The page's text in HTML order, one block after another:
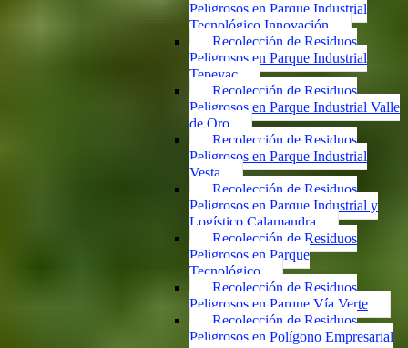
Peligrosos en Parque Industrial
Tecnológico Innovación
Recolección de Residuos
Peligrosos en Parque Industrial
Tepeyac
Recolección de Residuos
Peligrosos en Parque Industrial Valle
de Oro
Recolección de Residuos
Peligrosos en Parque Industrial
Vesta
Recolección de Residuos
Peligrosos en Parque Industrial y
Logístico Calamandra
Recolección de Residuos
Peligrosos en Parque
Tecnológico
Recolección de Residuos
Peligrosos en Parque Vía Verte
Recolección de Residuos
Peligrosos en Polígono Empresarial